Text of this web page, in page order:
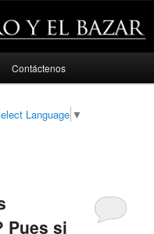
Contáctenos
Language ▼
Pues si